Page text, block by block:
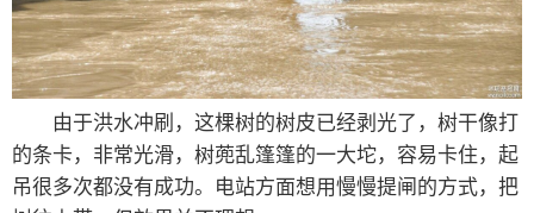
由于洪水冲刷，这棵树的树皮已经剥光了，树干像打
的条卡，非常光滑，树蔸乱篷篷的一大坨，容易卡住，起
吊很多次都没有成功。电站方面想用慢慢提闸的方式，把